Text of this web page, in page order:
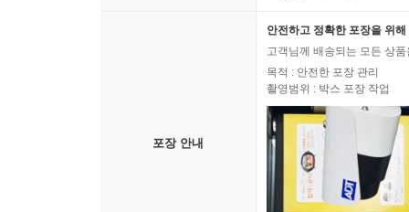
포장 안내
안전하고 정확한 포장을 위
고객님께 배송되는 모든 상
목적 : 안전한 포장 관리
촬영범위 : 박스 포장 작업